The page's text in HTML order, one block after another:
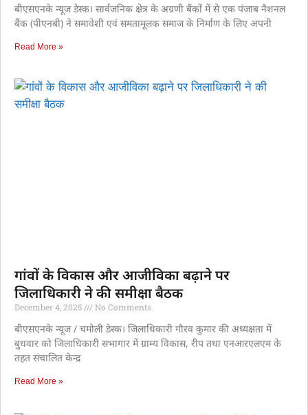
बीएसएनके न्यूज डेस्क। सार्वजनिक क्षेत्र के अग्रणी बैंकों में से एक पंजाब नैशनल
बैंक (पीएनबी) ने समावेशी एवं समतामूलक समाज के निर्माण के लिए अपनी
Read More »
गांवों के विकास और आजीविका बढ़ाने पर
जिलाधिकारी ने की समीक्षा बैठक
December 4, 2025 No Comments
बीएसएनके न्यूज / चमोली डेस्क। जिलाधिकारी गौरव कुमार की अध्यक्षता में
बुधवार को जिलाधिकारी सभागार में ग्राम्य विकास, रीप तथा एनआरएलएम के
तहत संचालित केन्द्र
Read More »